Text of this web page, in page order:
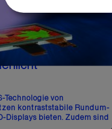
Technologie von
kontraststabile Rundum-
Displays bieten. Zudem sind